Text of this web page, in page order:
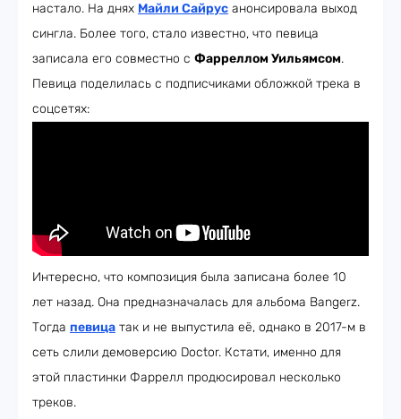
настало. На днях Майли Сайрус анонсировала выход
сингла. Более того, стало известно, что певица
записала его совместно с Фарреллом Уильямсом.
Певица поделилась с подписчиками обложкой трека в
соцсетях:
Интересно, что композиция была записана более 10
лет назад. Она предназначалась для альбома Bangerz.
Тогда певица так и не выпустила её, однако в 2017-м в
сеть слили демоверсию Doctor. Кстати, именно для
этой пластинки Фаррелл продюсировал несколько
треков.